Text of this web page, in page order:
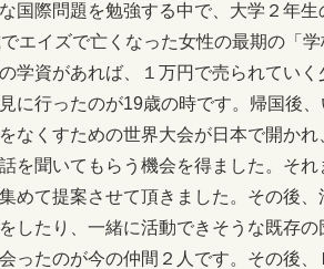
国際問題を勉強する中で、大学２年
エイズで亡くなった女性の最期の「
学資があれば、１万円で売られてい
に行ったのが19歳の時です。帰国後
なくすための世界大会が日本で開か
を聞いてもらう機会を得ました。そ
めて提案させて頂きました。その後
したり、一緒に活動できそうな既存
ったのが今の仲間２人です。その後